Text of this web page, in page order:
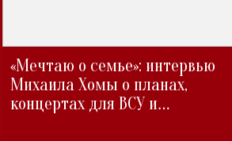
«Мечтаю о семье»: интервью
Михаила Хомы о планах,
концертах для ВСУ и